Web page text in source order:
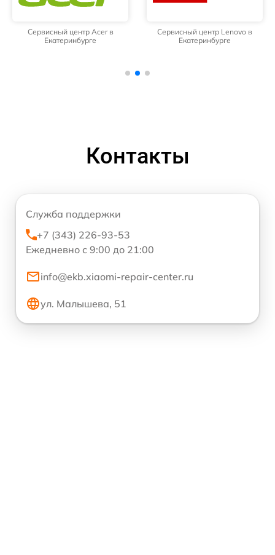
Сервисный центр Acer в
Екатеринбурге
Сервисный центр Lenovo в
Екатеринбурге
Контакты
Служба поддержки
+7 (343) 226-93-53
Ежедневно с 9:00 до 21:00
info@ekb.xiaomi-repair-center.ru
ул. Малышева, 51